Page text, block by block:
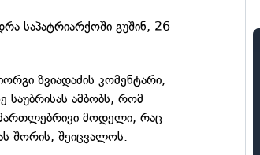
საპატრიარქოში გუშინ, 26
ზვიადაძის კომენტარი,
საუბრისას ამბობს, რომ
მოდელი, რაც
შორის, შეიცვალოს.